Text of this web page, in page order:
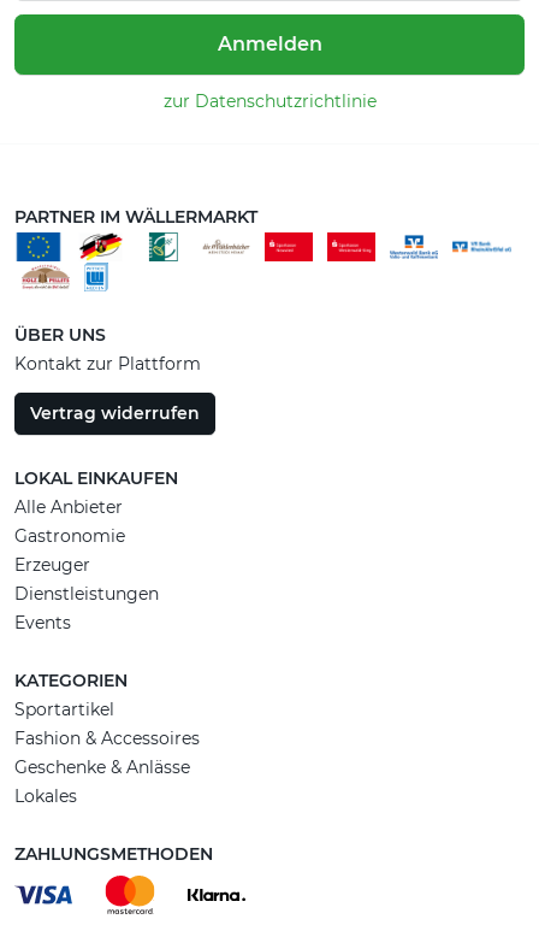
Anmelden
zur Datenschutzrichtlinie
PARTNER IM WÄLLERMARKT
ÜBER UNS
Kontakt zur Plattform
Vertrag widerrufen
LOKAL EINKAUFEN
Alle Anbieter
Gastronomie
Erzeuger
Dienstleistungen
Events
KATEGORIEN
Sportartikel
Fashion & Accessoires
Geschenke & Anlässe
Lokales
ZAHLUNGSMETHODEN